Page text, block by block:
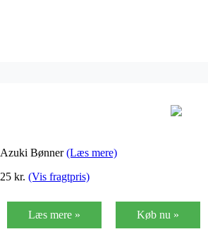
Azuki Bønner(Læs mere)
25 kr. (Vis fragtpris)
Læs mere » Køb nu »